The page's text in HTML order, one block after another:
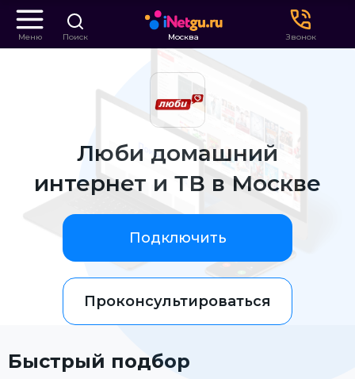
Меню Поиск Москва Звонок
Люби домашний
интернет и ТВ в Москве
Подключить
Проконсультироваться
Быстрый подбор